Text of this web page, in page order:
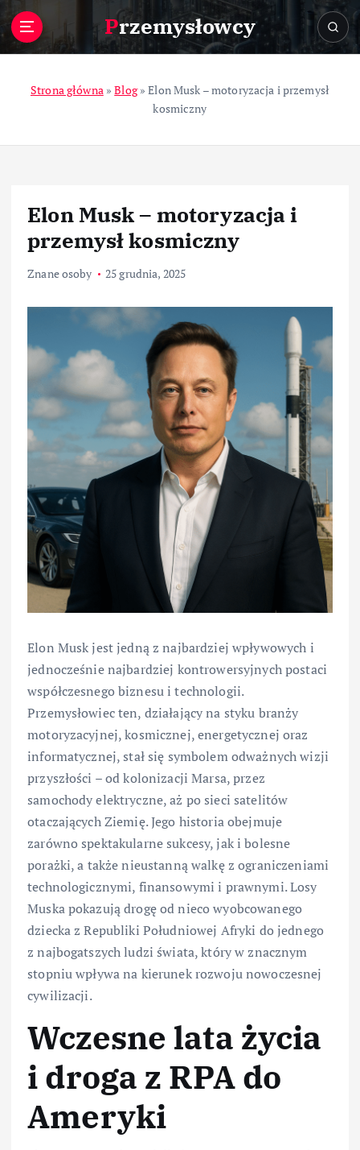
Przemysłowcy
Strona główna»Blog»Elon Musk – motoryzacja i przemysł
kosmiczny
Elon Musk – motoryzacja i
przemysł kosmiczny
Znane osoby 25 grudnia, 2025
Elon Musk jest jedną z najbardziej wpływowych i
jednocześnie najbardziej kontrowersyjnych postaci
współczesnego biznesu i technologii.
Przemysłowiec ten, działający na styku branży
motoryzacyjnej, kosmicznej, energetycznej oraz
informatycznej, stał się symbolem odważnych wizji
przyszłości – od kolonizacji Marsa, przez
samochody elektryczne, aż po sieci satelitów
otaczających Ziemię. Jego historia obejmuje
zarówno spektakularne sukcesy, jak i bolesne
porażki, a także nieustanną walkę z ograniczeniami
technologicznymi, finansowymi i prawnymi. Losy
Muska pokazują drogę od nieco wyobcowanego
dziecka z Republiki Południowej Afryki do jednego
z najbogatszych ludzi świata, który w znacznym
stopniu wpływa na kierunek rozwoju nowoczesnej
cywilizacji.
Wczesne lata życia
i droga z RPA do
Ameryki